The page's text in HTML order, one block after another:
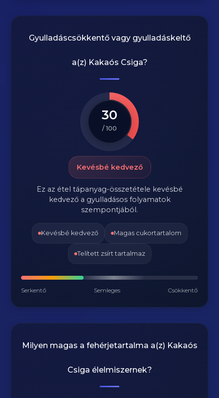
Gyulladáscsökkentő vagy gyulladáskeltő
a(z) Kakaós Csiga?
30
/ 100
Kevésbé kedvező
Ez az étel tápanyag-összetétele kevésbé
kedvező a gyulladásos folyamatok
szempontjából.
Kevésbé kedvező Magas cukortartalom
Telített zsírt tartalmaz
Serkentő Semleges Csökkentő
Milyen magas a fehérjetartalma a(z) Kakaós
Csiga élelmiszernek?